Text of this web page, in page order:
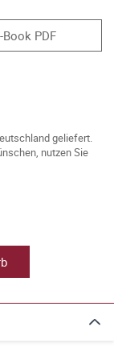
Book PDF
geliefert.
nutzen Sie